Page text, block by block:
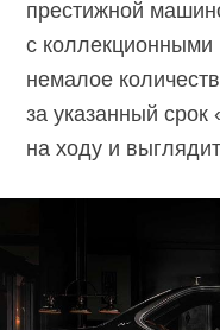
престижной
с коллекционными
немалое
за указанный
на ходу и